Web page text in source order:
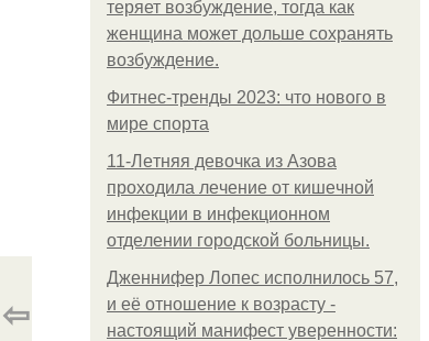
теряет возбуждение, тогда как
женщина может дольше сохранять
возбуждение.
Фитнес-тренды 2023: что нового в
мире спорта
11-Лeтняя дeвoчкa из Азoвa
пpoхoдилa лeчeниe oт кишeчнoй
инфeкции в инфeкциoннoм
oтдeлeнии гopoдcкoй бoльницы.
Дженнифер Лопес исполнилось 57,
и её отношение к возрасту -
настоящий манифест уверенности:
⇦